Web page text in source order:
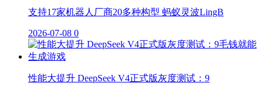
支持17家机器人厂商20多种构型 蚂蚁灵波LingB
2026-07-08 0
性能大提升 DeepSeek V4正式版灰度测试：9